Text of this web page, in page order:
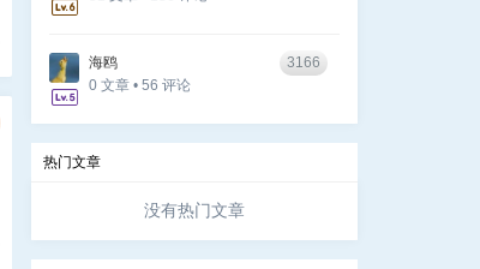
海鸥
0 文章 • 56 评论
3166
热门文章
没有热门文章